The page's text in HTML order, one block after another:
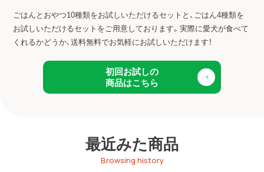
ごはんとおやつ10種類をお試しいただけるセットと、ごはん4種類を
お試しいただけるセットをご用意しております。実際に愛犬が食べて
くれるかどうか、送料無料でお気軽にお試しいただけます！
初回お試しの
商品はこちら
最近みた商品
Browsing history